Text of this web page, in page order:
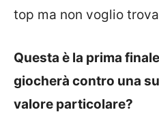
top ma non voglio
Questa è la prima
giocherà contro una
valore particolare?